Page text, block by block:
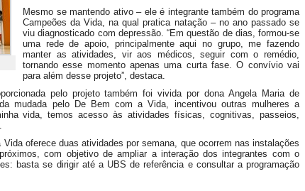
Mesmo se mantendo ativo – ele é integrante também do programa
Campeões da Vida, na qual pratica natação – no ano passado se
viu diagnosticado com depressão. “Em questão de dias, formou-se
uma rede de apoio, principalmente aqui no grupo, me fazendo
manter as atividades, vir aos médicos, seguir com o remédio,
tornando esse momento apenas uma curta fase. O convívio vai
para além desse projeto”, destaca.
pelo projeto também foi vivida por dona Angela Maria de
mudada pelo De Bem com a Vida, incentivou outras mulheres a
vida, temos acesso às atividades físicas, cognitivas, passeios,
oferece duas atividades por semana, que ocorrem nas instalações
com objetivo de ampliar a interação dos integrantes com o
basta se dirigir até a UBS de referência e consultar a programação